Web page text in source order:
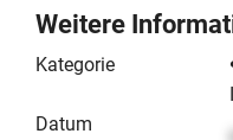
Weitere
Kategorie
Datum